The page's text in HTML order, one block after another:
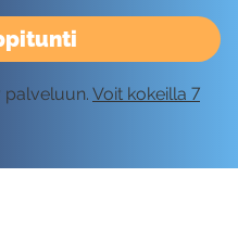
palveluun. Voit kokeilla 7